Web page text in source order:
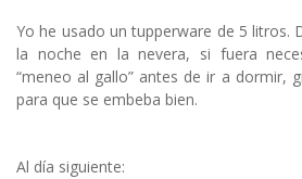
Yo he usado un tupperware de 5 litros.
la noche en la nevera, si fuera
“meneo al gallo” antes de ir a dormir,
para que se embeba bien.
Al día siguiente: